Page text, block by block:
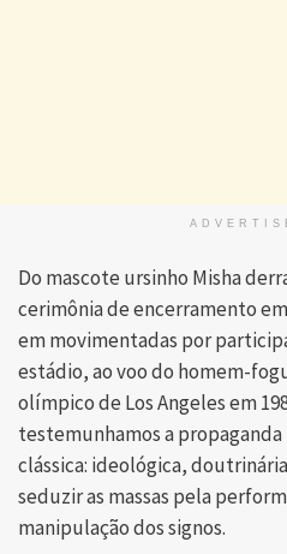
Do mascote ursinho Misha
cerimônia de encerramento
em movimentadas por
estádio, ao voo do homem-
olímpico de Los Angeles em
testemunhamos a
clássica: ideológica,
seduzir as massas pela
manipulação dos signos.